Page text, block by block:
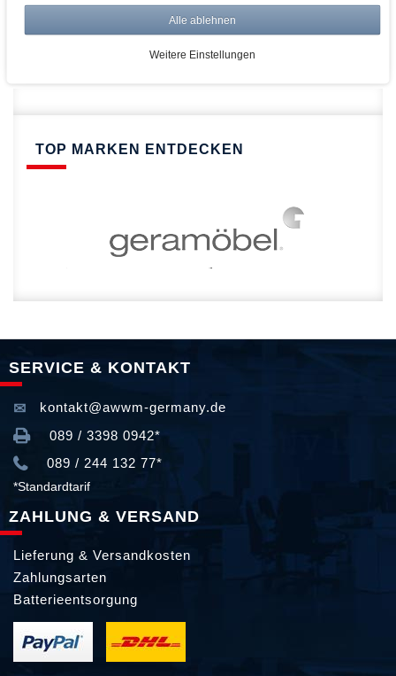
Über 20.000 Artikel
Schnelle Lieferung
TOP MARKEN ENTDECKEN
SERVICE & KONTAKT
kontakt@awwm-germany.de
089 / 3398 0942*
089 / 244 132 77*
*Standardtarif
ZAHLUNG & VERSAND
Lieferung & Versandkosten
Zahlungsarten
Batterieentsorgung
Alle ablehnen
Weitere Einstellungen